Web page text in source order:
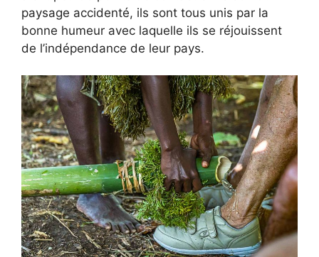
paysage accidenté, ils sont tous unis par la
bonne humeur avec laquelle ils se réjouissent
de l’indépendance de leur pays.